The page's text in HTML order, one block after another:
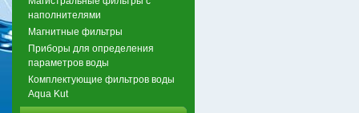
наполнителями
Магнитные фильтры
Приборы для определения
параметров воды
Комплектующие фильтров воды
Aqua Kut